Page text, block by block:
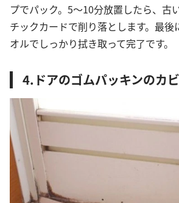
プでパック。5〜10分放置したら、古
チックカードで削り落とします。最後
オルでしっかり拭き取って完了です。
4.ドアのゴムパッキンのカ